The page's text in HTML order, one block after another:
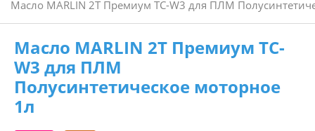
Масло MARLIN 2Т Премиум TC-W3 для ПЛМ
Масло MARLIN 2Т Премиум TC-
W3 для ПЛМ
Полусинтетическое моторное
1л